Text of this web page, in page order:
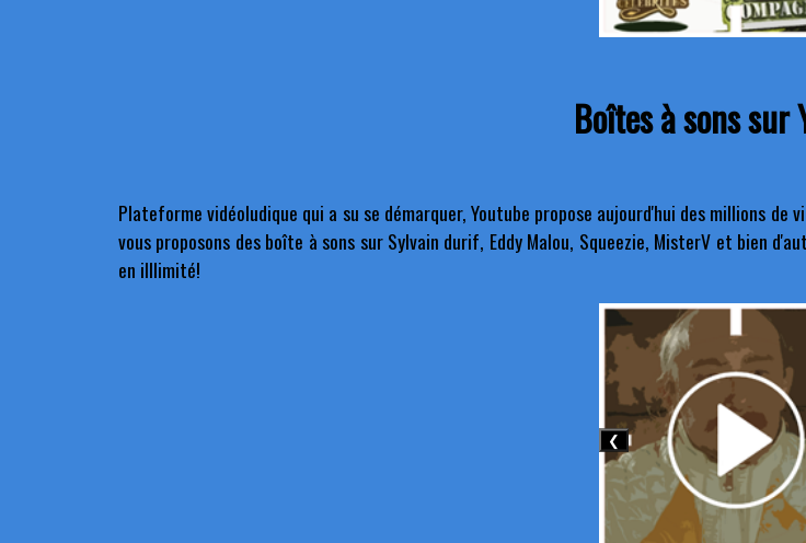
Boîtes à sons sur
Plateforme vidéoludique qui a su se démarquer, Youtube propose aujourd'hui des millions
vous proposons des boîte à sons sur Sylvain durif, Eddy Malou, Squeezie, MisterV et bien
en illlimité!
❮